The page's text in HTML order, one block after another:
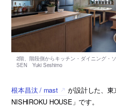
根本昌汰 / mast
が設計した、
NISHIROKU HOUSE」です。